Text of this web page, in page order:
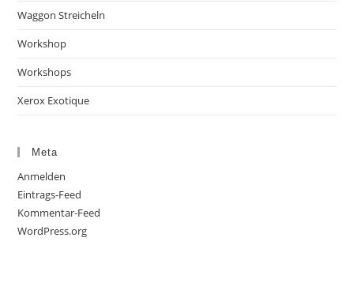
Waggon Streicheln
Workshop
Workshops
Xerox Exotique
Meta
Anmelden
Eintrags-Feed
Kommentar-Feed
WordPress.org